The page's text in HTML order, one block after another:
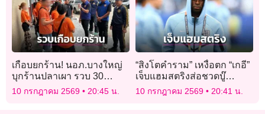
เกือบยกร้าน! นอภ.บางใหญ่
บุกร้านปลาเผา รวบ 30
ต่างด้าวผิดกฎหมาย
10 กรกฎาคม 2569 20:45 น.
“สิงโตคำราม” เหงื่อตก “เกอี”
เจ็บแฮมสตริงส่อชวดบู๊
นอร์เวย์
10 กรกฎาคม 2569 20:41 น.